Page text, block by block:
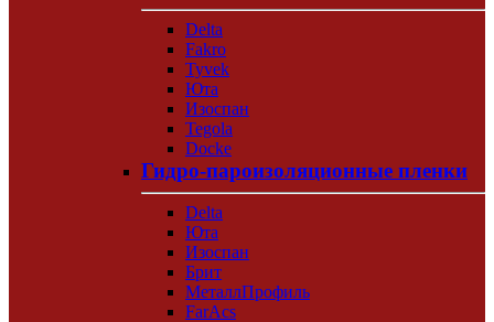
Delta
Fakro
Tyvek
Юта
Изоспан
Tegola
Docke
Гидро-пароизоляционные пленки
Delta
Юта
Изоспан
Брит
МеталлПрофиль
FarAcs